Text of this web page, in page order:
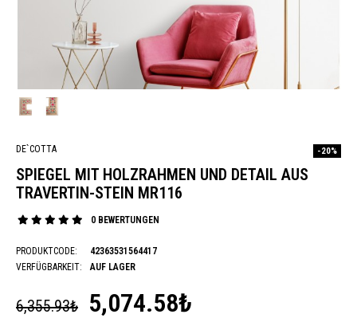
DE`COTTA -20%
SPIEGEL MIT HOLZRAHMEN UND DETAIL AUS
TRAVERTIN-STEIN MR116
0 BEWERTUNGEN
PRODUKTCODE:
VERFÜGBARKEIT:
42363531564417
AUF LAGER
6,355.93₺ 5,074.58₺